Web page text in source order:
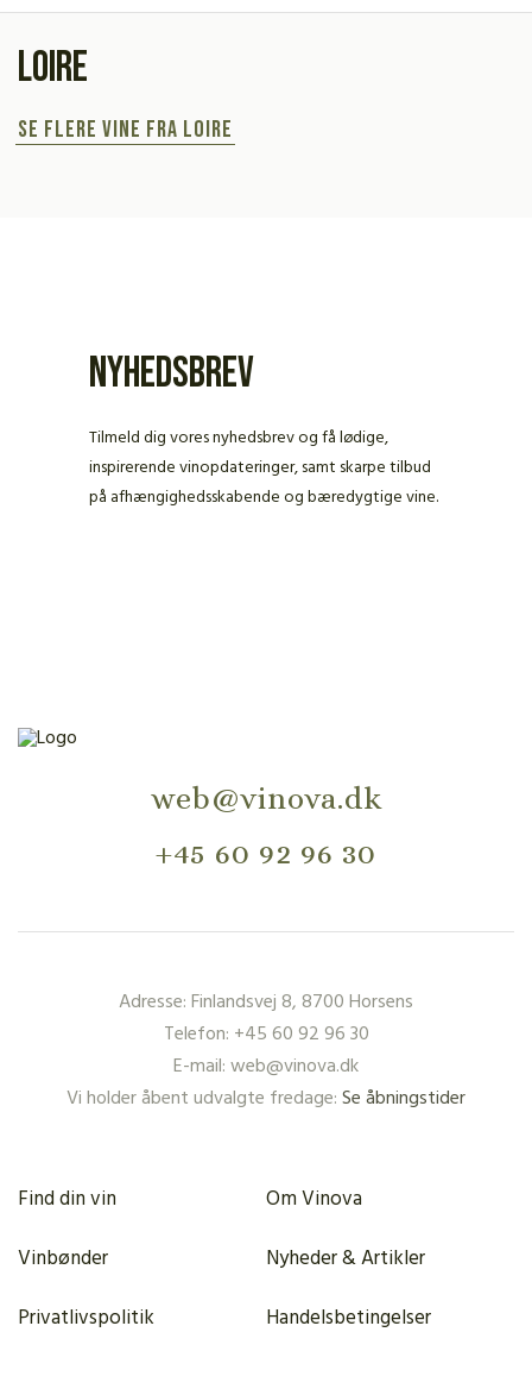
Loire
Se flere vine fra Loire
Nyhedsbrev
Tilmeld dig vores nyhedsbrev og få lødige,
inspirerende vinopdateringer, samt skarpe tilbud
på afhængighedsskabende og bæredygtige vine.
web@vinova.dk
+45 60 92 96 30
Adresse: Finlandsvej 8, 8700 Horsens
Telefon: +45 60 92 96 30
E-mail: web@vinova.dk
Vi holder åbent udvalgte fredage:Se åbningstider
Find din vin
Om Vinova
Vinbønder
Nyheder & Artikler
Privatlivspolitik
Handelsbetingelser